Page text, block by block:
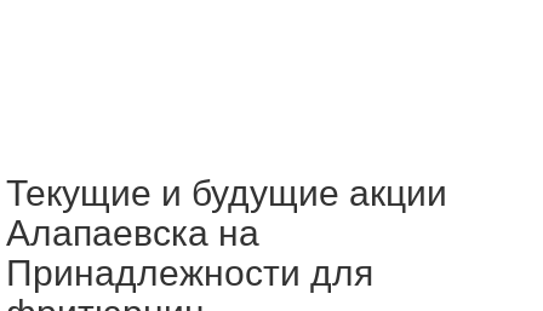
Текущие и будущие акции
Алапаевска на
Принадлежности для